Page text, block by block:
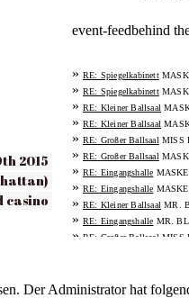
2015
casino
event-feedbehind
» RE: Spiegelkabinett
» RE: Spiegelkabinett
» RE: Kleiner Ballsaal
» RE: Kleiner Ballsaal
» RE: Großer Ballsaal MISS
» RE: Großer Ballsaal
» RE: Eingangshalle
» RE: Eingangshalle
» RE: Kleiner Ballsaal MR.
» RE: Eingangshalle MR.
» RE: Großer Ballsaal MISS
»RE: Eingangshalle
Der Administrator hat